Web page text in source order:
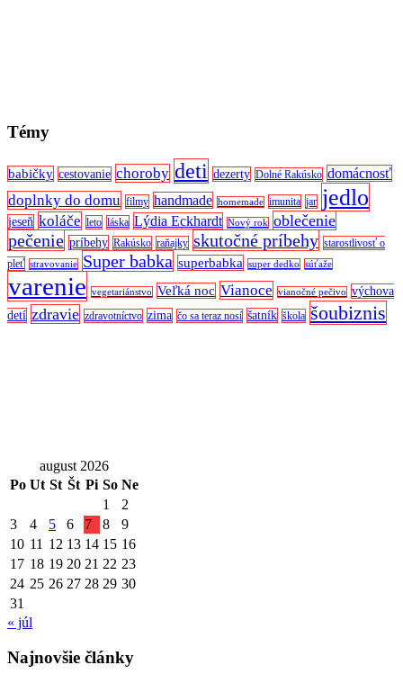
Témy
babičky cestovanie choroby deti dezerty Dolné Rakúsko domácnosť
doplnky do domu filmy handmade homemade imunita jar jedlo
jeseň koláče leto láska Lýdia Eckhardt Nový rok oblečenie
pečenie príbehy Rakúsko raňajky skutočné príbehy starostlivosť o
pleť stravovanie Super babka superbabka super dedko súťaže
varenie vegetariánstvo Veľká noc Vianoce vianočné pečivo
výchova
detí zdravie zdravotníctvo zima čo sa teraz nosí šatník škola šoubiznis
august 2026
Po Ut St Št Pi So Ne
1
2
3
4 5 6 7 8
9
10 11 12 13 14 15 16
17 18 19 20 21 22 23
24 25 26 27 28 29 30
31
« júl
Najnovšie články